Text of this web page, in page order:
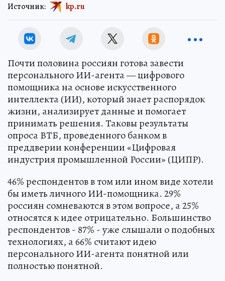
Источник: kp.ru
Почти половина россиян готова завести
персонального ИИ-агента — цифрового
помощника на основе искусственного
интеллекта (ИИ), который знает распорядок
жизни, анализирует данные и помогает
принимать решения. Таковы результаты
опроса ВТБ, проведенного банком в
преддверии конференции «Цифровая
индустрия промышленной России» (ЦИПР).
46% респондентов в том или ином виде хотели
бы иметь личного ИИ-помощника. 29%
россиян сомневаются в этом вопросе, а 25%
относятся к идее отрицательно. Большинство
респондентов - 87% - уже слышали о подобных
технологиях, а 66% считают идею
персонального ИИ-агента понятной или
полностью понятной.